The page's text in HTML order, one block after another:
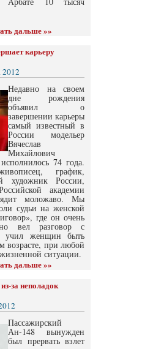
дальше »»
карьеру
2012
Недавно на своем
дне рождения
объявил о
завершении карьеры
самый известный в
России модельер
Вячеслав
Михайлович
74 года.
график,
художник России,
академии
моложаво. Мы
судьи на женской
где он очень
вел разговор с
учил женщин быть
возрасте, при любой
ситуации.
дальше »»
за неполадок
Пассажирский
Ан-148 вынужден
был прервать взлет